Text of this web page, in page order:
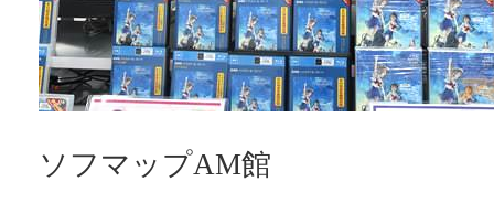
ソフマップAM館